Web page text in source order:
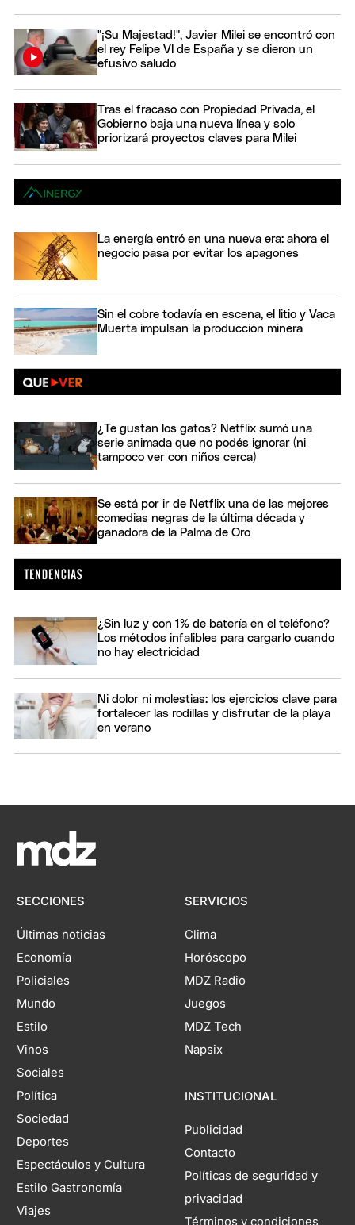
"¡Su Majestad!", Javier Milei se encontró con
el rey Felipe VI de España y se dieron un
efusivo saludo
Tras el fracaso con Propiedad Privada, el
Gobierno baja una nueva línea y solo
priorizará proyectos claves para Milei
La energía entró en una nueva era: ahora el
negocio pasa por evitar los apagones
Sin el cobre todavía en escena, el litio y Vaca
Muerta impulsan la producción minera
¿Te gustan los gatos? Netflix sumó una
serie animada que no podés ignorar (ni
tampoco ver con niños cerca)
Se está por ir de Netflix una de las mejores
comedias negras de la última década y
ganadora de la Palma de Oro
¿Sin luz y con 1% de batería en el teléfono?
Los métodos infalibles para cargarlo cuando
no hay electricidad
Ni dolor ni molestias: los ejercicios clave para
fortalecer las rodillas y disfrutar de la playa
en verano
SECCIONES
Últimas noticias
Economía
Policiales
Mundo
Estilo
Vinos
Sociales
Política
Sociedad
Deportes
Espectáculos y Cultura
Estilo Gastronomía
Viajes
SERVICIOS
Clima
Horóscopo
MDZ Radio
Juegos
MDZ Tech
Napsix
INSTITUCIONAL
Publicidad
Contacto
Políticas de seguridad y
privacidad
Términos y condiciones